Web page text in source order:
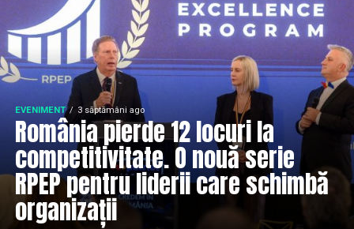
EVENIMENT 3 săptămâni ago
România pierde 12 locuri la
competitivitate. O nouă serie
RPEP pentru liderii care schimbă
organizații